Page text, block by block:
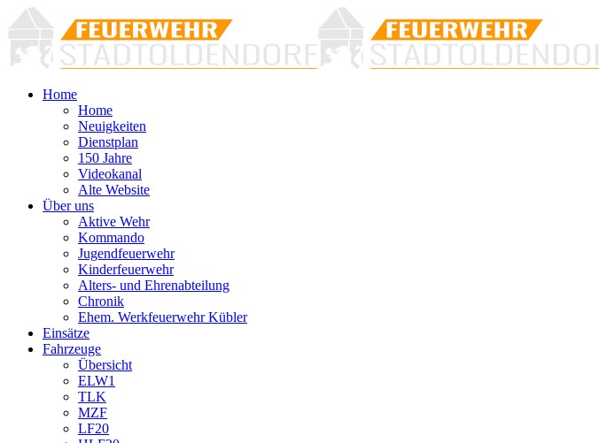
Home
Home
Neuigkeiten
Dienstplan
150 Jahre
Videokanal
Alte Website
Über uns
Aktive Wehr
Kommando
Jugendfeuerwehr
Kinderfeuerwehr
Alters- und Ehrenabteilung
Chronik
Ehem. Werkfeuerwehr Kübler
Einsätze
Fahrzeuge
Übersicht
ELW1
TLK
MZF
LF20